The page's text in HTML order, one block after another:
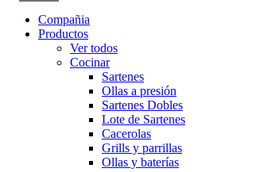
Compañia
Productos
Ver todos
Cocinar
Sartenes
Ollas a presión
Sartenes Dobles
Lote de Sartenes
Cacerolas
Grills y parrillas
Ollas y baterías